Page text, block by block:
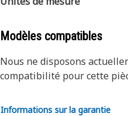
Modèles compatibles
Nous ne disposons
compatibilité pour cette
Informations sur la garantie